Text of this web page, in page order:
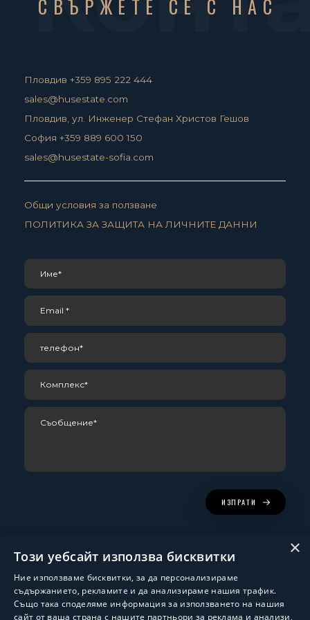
СВЪРЖЕТЕ СЕ С НАС
Пловдив +359 895 222 444
sales@husestate.com
Пловдив, ул. Инженер Стефан Христов Гешов
София +359 889 600 150
sales@husestate-sofia.com
Общи условия за ползване
ПОЛИТИКА ЗА ЗАЩИТА НА ЛИЧНИТЕ ДАННИ
ИЗПРАТИ
×
Този уебсайт използва бисквитки
Ние използваме бисквитки, за да персонализираме
съдържанието, рекламите и да анализираме нашия трафик.
Също така споделяме информация за използването на нашия
сайт от ваша страна с нашите партньори за реклама и анализи,